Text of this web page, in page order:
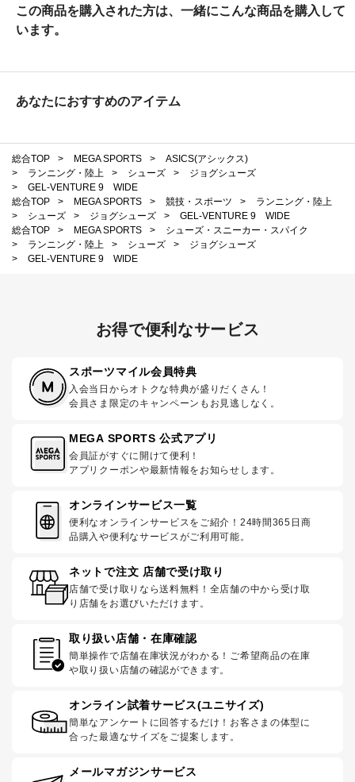
この商品を購入された方は、一緒にこんな商品を購入して
います。
あなたにおすすめのアイテム
総合TOP > MEGA SPORTS >
ASICS(アシックス)
>
ランニング・陸上 > シューズ >
ジョグシューズ
>
GEL-VENTURE 9 WIDE
総合TOP
> MEGA SPORTS > 競技・スポーツ >
ランニング・陸上
>
シューズ > ジョグシューズ >
GEL-VENTURE 9 WIDE
総合TOP
> MEGA SPORTS >
シューズ・スニーカー・スパイク
>
ランニング・陸上 > シューズ >
ジョグシューズ
>
GEL-VENTURE 9 WIDE
お得で便利なサービス
スポーツマイル会員特典
入会当日からオトクな特典が盛りだくさん！
会員さま限定のキャンペーンもお見逃しなく。
MEGA SPORTS 公式アプリ
会員証がすぐに開けて便利！
アプリクーポンや最新情報をお知らせします。
オンラインサービス一覧
便利なオンラインサービスをご紹介！24時間365日商
品購入や便利なサービスがご利用可能。
ネットで注文 店舗で受け取り
店舗で受け取りなら送料無料！全店舗の中から受け取
り店舗をお選びいただけます。
取り扱い店舗・在庫確認
簡単操作で店舗在庫状況がわかる！ご希望商品の在庫
や取り扱い店舗の確認ができます。
オンライン試着サービス(ユニサイズ)
簡単なアンケートに回答するだけ！お客さまの体型に
合った最適なサイズをご提案します。
メールマガジンサービス